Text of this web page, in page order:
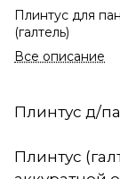
Плинтус для
(галтель)
Все описание
Плинтус д/
Плинтус